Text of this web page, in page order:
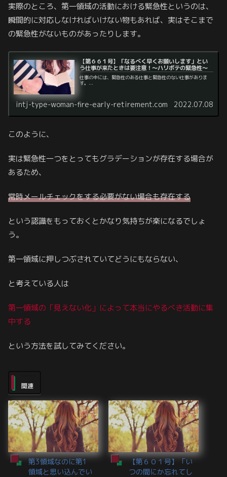
実際のところ、第一領域の活動における緊急性というのは、
瞬間的に対応しなければいけない物もあれば、実はそこまで
の緊急性がないものがあったりします。
【第６６１号】「なるべく早くお願いします」とい
う仕事が来たときは要注意！～ハリボテの緊急性～
仕事の中には、緊急性のある仕事と緊急性のない仕事がありま
す。...
intj-type-woman-fire-early-retirement.com 2022.07.08
このように、
実は緊急性一つをとってもグラデーションが存在する場合が
あるため、
常時メールチェックをする必要がない場合も存在する
という認識をもっておくとかなり気持ちが楽になるでしょ
う。
第一領域に押しつぶされていてどうにもならない、
と考えている人は
第一領域の「見えない化」によって本当にやるべき活動に集
中する
という方法を試してみてください。
関連
第3領域なのに第1
領域と思い込んでい
【第６０１号】「い
つの間にか忘れてし